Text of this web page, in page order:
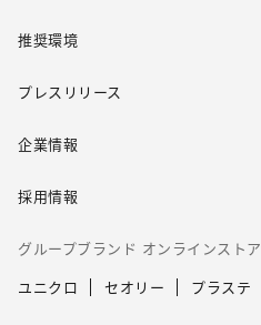
推奨環境
プレスリリース
企業情報
採用情報
グループブランド オンラインストア
ユニクロ セオリー プラステ